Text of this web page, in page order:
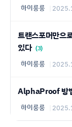
하이룽룽
트랜스포머만으
있다 (3)
하이룽룽
AlphaProof 방
하이룽룽